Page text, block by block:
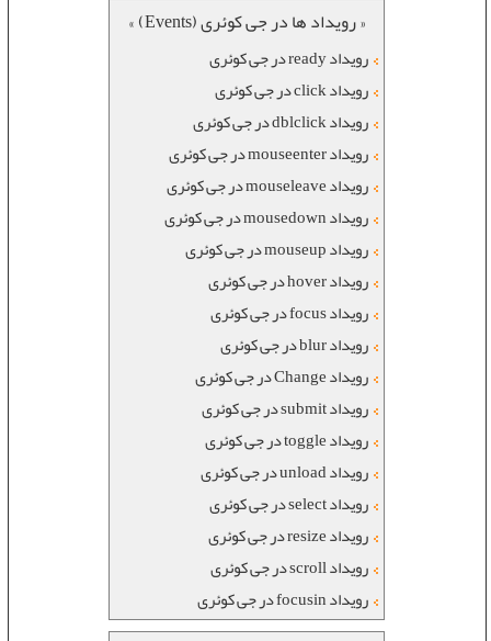
« رویداد ها در جی کوئری (Events) »
رویداد ready در جی کوئری
رویداد click در جی کوئری
رویداد dblclick در جی کوئری
رویداد mouseenter در جی کوئری
رویداد mouseleave در جی کوئری
رویداد mousedown در جی کوئری
رویداد mouseup در جی کوئری
رویداد hover در جی کوئری
رویداد focus در جی کوئری
رویداد blur در جی کوئری
رویداد Change در جی کوئری
رویداد submit در جی کوئری
رویداد toggle در جی کوئری
رویداد unload در جی کوئری
رویداد select در جی کوئری
رویداد resize در جی کوئری
رویداد scroll در جی کوئری
رویداد focusin در جی کوئری